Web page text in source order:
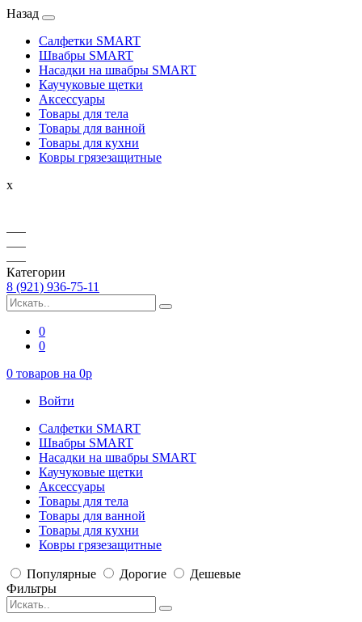
Назад
Салфетки SMART
Швабры SMART
Насадки на швабры SMART
Каучуковые щетки
Аксессуары
Товары для тела
Товары для ванной
Товары для кухни
Ковры грязезащитные
x
Категории
8 (921) 936-75-11
0
0
0 товаров на 0p
Войти
Салфетки SMART
Швабры SMART
Насадки на швабры SMART
Каучуковые щетки
Аксессуары
Товары для тела
Товары для ванной
Товары для кухни
Ковры грязезащитные
Популярные Дорогие
Дешевые
Фильтры